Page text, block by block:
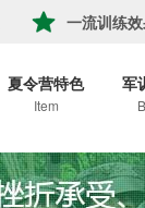
一流训练
夏令营特色
Item
军